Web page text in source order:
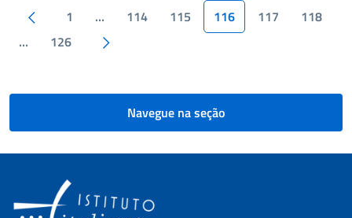
Paginação
Página anterior
1 … 114 115 116 117
118
…
126
Navegue na seção